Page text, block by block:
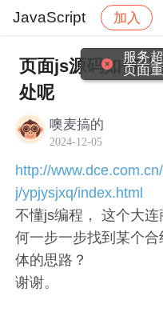
JavaScript 加入
社区 JavaScript
页面js源码如何分
处呢
噢麦搞的
2024-12-05
http://
j/ypjysjxq/index.html
不懂js编程， 这个大
何一步一步找到某个
体的思路？
谢谢。
服务
页面